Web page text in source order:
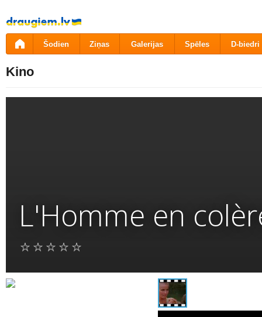
Pāriet
uz
saturu
Šodien Ziņas Galerijas Spēles D-biedri
Kino
L'Homme en